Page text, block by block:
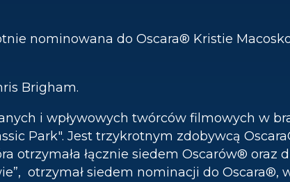
nominowana do Oscara® Kristie
Brigham.
i wpływowych twórców filmowych w
Park". Jest trzykrotnym zdobywcą
otrzymała łącznie siedem Oscarów® oraz
otrzymał siedem nominacji do Oscara®,